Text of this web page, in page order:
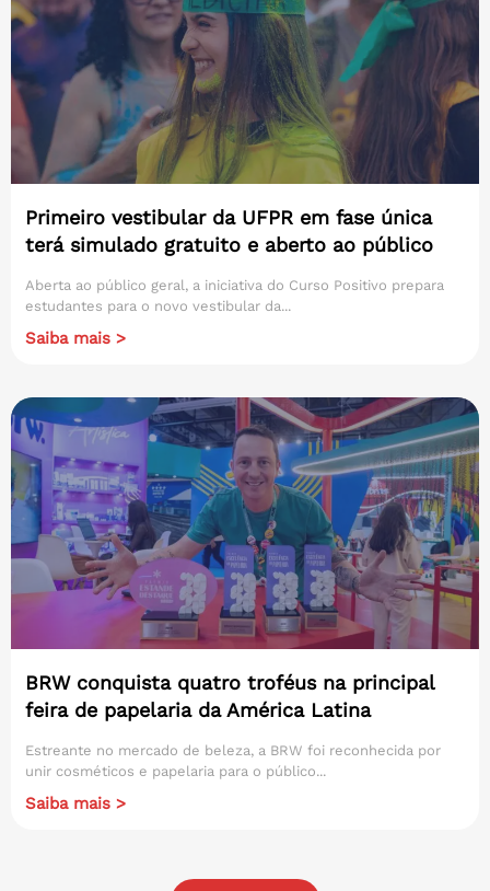
Primeiro vestibular da UFPR em fase única
terá simulado gratuito e aberto ao público
Aberta ao público geral, a iniciativa do Curso Positivo prepara
estudantes para o novo vestibular da...
Saiba mais >
BRW conquista quatro troféus na principal
feira de papelaria da América Latina
Estreante no mercado de beleza, a BRW foi reconhecida por
unir cosméticos e papelaria para o público...
Saiba mais >